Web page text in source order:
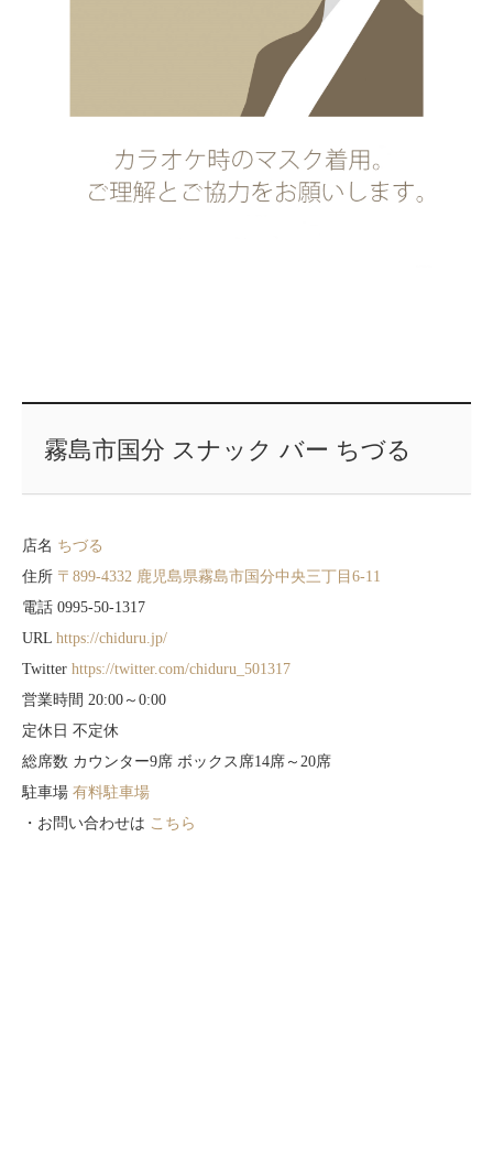
霧島市国分 スナック バー ちづる
店名 ちづる
住所 〒899-4332 鹿児島県霧島市国分中央三丁目6-11
電話 0995-50-1317
URL https://chiduru.jp/
Twitter https://twitter.com/chiduru_501317
営業時間 20:00～0:00
定休日 不定休
総席数 カウンター9席 ボックス席14席～20席
駐車場 有料駐車場
・お問い合わせは こちら